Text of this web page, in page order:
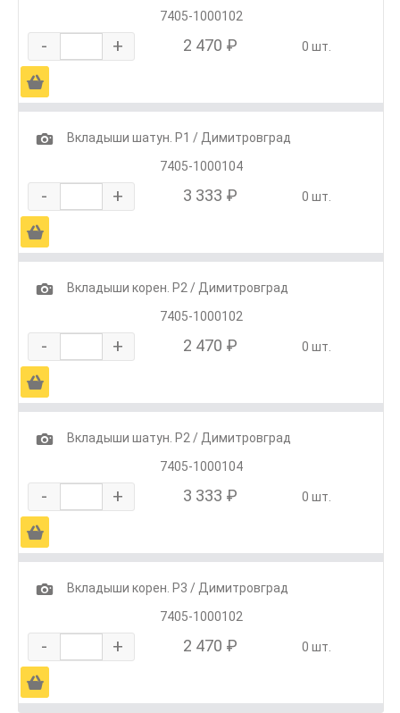
7405-1000102
- + 2 470 ₽ 0 шт.
Ä
1
Вкладыши шатун. Р1 / Димитровград
7405-1000104
- + 3 333 ₽ 0 шт.
Ä
1
Вкладыши корен. Р2 / Димитровград
7405-1000102
- + 2 470 ₽ 0 шт.
Ä
1
Вкладыши шатун. Р2 / Димитровград
7405-1000104
- + 3 333 ₽ 0 шт.
Ä
1
Вкладыши корен. Р3 / Димитровград
7405-1000102
- + 2 470 ₽ 0 шт.
Ä